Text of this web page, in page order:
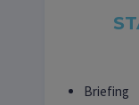
Briefing